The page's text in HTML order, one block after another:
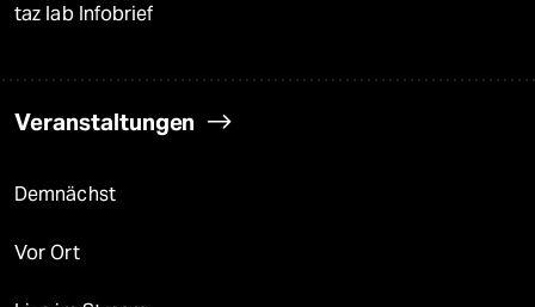
taz lab Infobrief
Veranstaltungen
Demnächst
Vor Ort